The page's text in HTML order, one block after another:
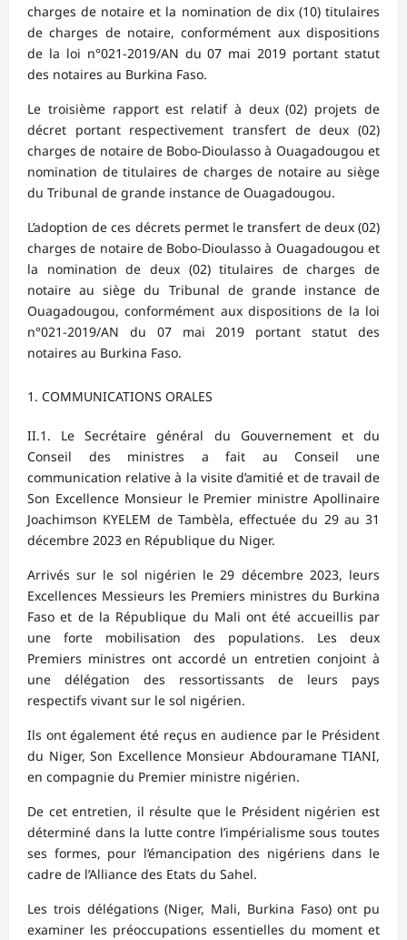
charges de notaire et la nomination de dix (10) titulaires
de charges de notaire, conformément aux dispositions
de la loi n°021-2019/AN du 07 mai 2019 portant statut
des notaires au Burkina Faso.
Le troisième rapport est relatif à deux (02) projets de
décret portant respectivement transfert de deux (02)
charges de notaire de Bobo-Dioulasso à Ouagadougou et
nomination de titulaires de charges de notaire au siège
du Tribunal de grande instance de Ouagadougou.
L’adoption de ces décrets permet le transfert de deux (02)
charges de notaire de Bobo-Dioulasso à Ouagadougou et
la nomination de deux (02) titulaires de charges de
notaire au siège du Tribunal de grande instance de
Ouagadougou, conformément aux dispositions de la loi
n°021-2019/AN du 07 mai 2019 portant statut des
notaires au Burkina Faso.
COMMUNICATIONS ORALES
II.1. Le Secrétaire général du Gouvernement et du
Conseil des ministres a fait au Conseil une
communication relative à la visite d’amitié et de travail de
Son Excellence Monsieur le Premier ministre Apollinaire
Joachimson KYELEM de Tambèla, effectuée du 29 au 31
décembre 2023 en République du Niger.
Arrivés sur le sol nigérien le 29 décembre 2023, leurs
Excellences Messieurs les Premiers ministres du Burkina
Faso et de la République du Mali ont été accueillis par
une forte mobilisation des populations. Les deux
Premiers ministres ont accordé un entretien conjoint à
une délégation des ressortissants de leurs pays
respectifs vivant sur le sol nigérien.
Ils ont également été reçus en audience par le Président
du Niger, Son Excellence Monsieur Abdouramane TIANI,
en compagnie du Premier ministre nigérien.
De cet entretien, il résulte que le Président nigérien est
déterminé dans la lutte contre l’impérialisme sous toutes
ses formes, pour l’émancipation des nigériens dans le
cadre de l’Alliance des Etats du Sahel.
Les trois délégations (Niger, Mali, Burkina Faso) ont pu
examiner les préoccupations essentielles du moment et